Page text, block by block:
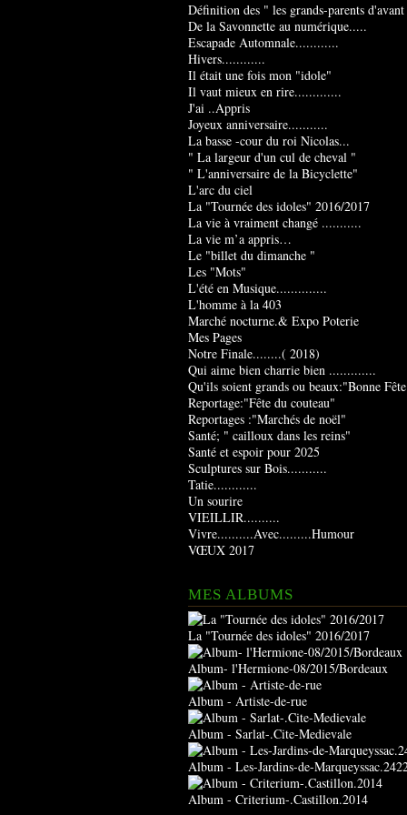
Définition des " les grands-parents
De la Savonnette au numérique.....
Escapade Automnale............
Hivers............
Il était une fois mon "idole"
Il vaut mieux en rire.............
J'ai ..Appris
Joyeux anniversaire...........
La basse -cour du roi Nicolas...
" La largeur d'un cul de cheval "
" L'anniversaire de la Bicyclette"
L'arc du ciel
La "Tournée des idoles" 2016/2017
La vie à vraiment changé ...........
La vie m’a appris…
Le "billet du dimanche "
Les "Mots"
L'été en Musique..............
L'homme à la 403
Marché nocturne.& Expo Poterie
Mes Pages
Notre Finale........( 2018)
Qui aime bien charrie bien .............
Qu'ils soient grands ou beaux:"Bonne
Reportage:"Fête du couteau"
Reportages :"Marchés de noël"
Santé; " cailloux dans les reins"
Santé et espoir pour 2025
Sculptures sur Bois...........
Tatie............
Un sourire
VIEILLIR..........
Vivre..........Avec.........Humour
VŒUX 2017
MES ALBUMS
La "Tournée des idoles" 2016/2017
Album- l'Hermione-08/2015/Bordeaux
Album - Artiste-de-rue
Album - Sarlat-.Cite-Medievale
Album - Les-Jardins-de-
Album - Criterium-.Castillon.2014